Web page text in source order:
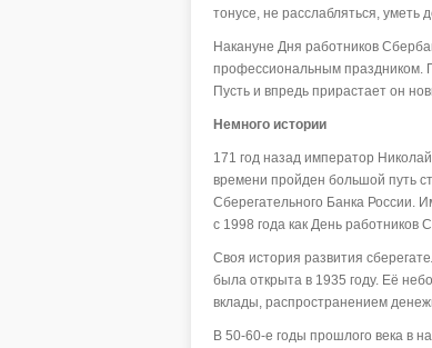
тонусе, не расслабляться,
Накануне Дня работников
профессиональным праздником.
Пусть и впредь прирастает он
Немного истории
171 год назад император
времени пройден большой путь
Сберегательного Банка России.
с 1998 года как День работников
Своя история развития
была открыта в 1935 году. Её
вклады, распространением
В 50-60-е годы прошлого века в